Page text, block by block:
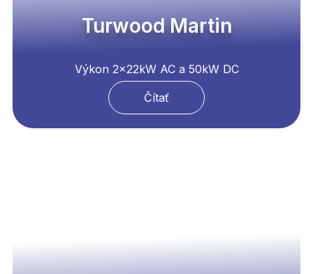
Turwood Martin
Výkon 2x22kW AC a 50kW DC
Čítať